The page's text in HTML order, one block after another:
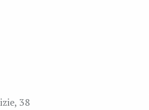
38